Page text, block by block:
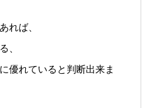
れば、
、
優れていると判断出来ま